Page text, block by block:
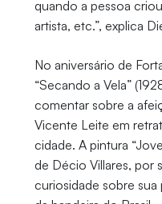
quando a pessoa
artista, etc.”, explica
No aniversário de
“Secando a Vela”
comentar sobre a
Vicente Leite em
cidade. A pintura
de Décio Villares, por
curiosidade sobre